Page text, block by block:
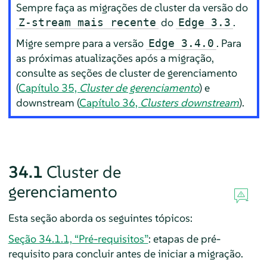
Sempre faça as migrações de cluster da versão do
Z-stream mais recente do Edge 3.3 .
Migre sempre para a versão Edge 3.4.0 . Para
as próximas atualizações após a migração,
consulte as seções de cluster de gerenciamento
(Capítulo 35, Cluster de gerenciamento) e
downstream (Capítulo 36, Clusters downstream).
34.1 Cluster de
gerenciamento
Esta seção aborda os seguintes tópicos:
Seção 34.1.1, “Pré-requisitos”: etapas de pré-
requisito para concluir antes de iniciar a migração.